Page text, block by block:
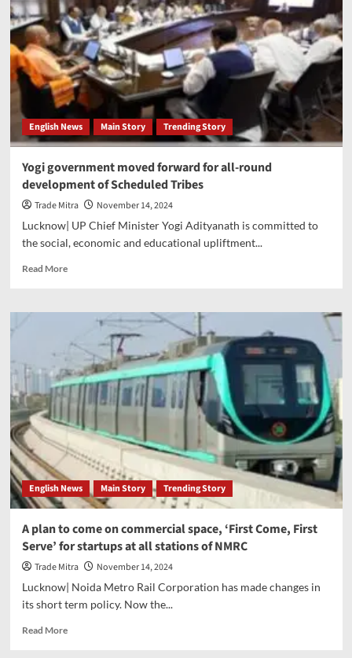
first
AYUSH
university
in
Gorakhpur
English News Main Story Trending Story
Yogi government moved forward for all-round
development of Scheduled Tribes
Trade Mitra
November 14, 2024
Lucknow| UP Chief Minister Yogi Adityanath is committed to
the social, economic and educational upliftment...
Read MoreRead
Yogi
government
moved
forward
for
all-
round
of
Scheduled
Tribes
English News Main Story Trending Story
A plan to come on commercial space, ‘First Come, First
Serve’ for startups at all stations of NMRC
Trade Mitra
November 14, 2024
Lucknow| Noida Metro Rail Corporation has made changes in
its short term policy. Now the...
Read MoreRead